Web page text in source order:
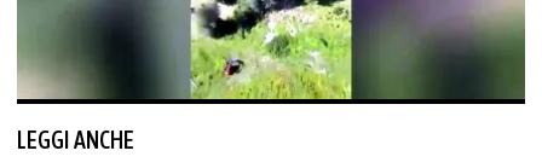
LEGGI ANCHE